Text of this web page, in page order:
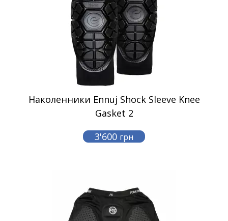
Наколенники Ennuj Shock Sleeve Knee
Gasket 2
3'600 грн